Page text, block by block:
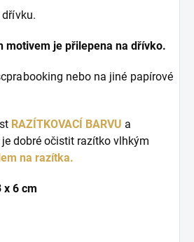
motivem je přilepena na dřívko.
nebo na jiné papírové
RAZÍTKOVACÍ BARVU a
dobré očistit razítko vlhkým
na razítka.
x 6 cm